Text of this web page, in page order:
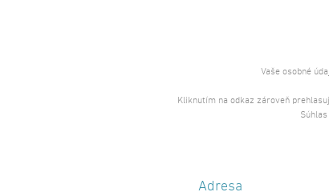
Vaše osobné
Kliknutím na odkaz zároveň
Adresa